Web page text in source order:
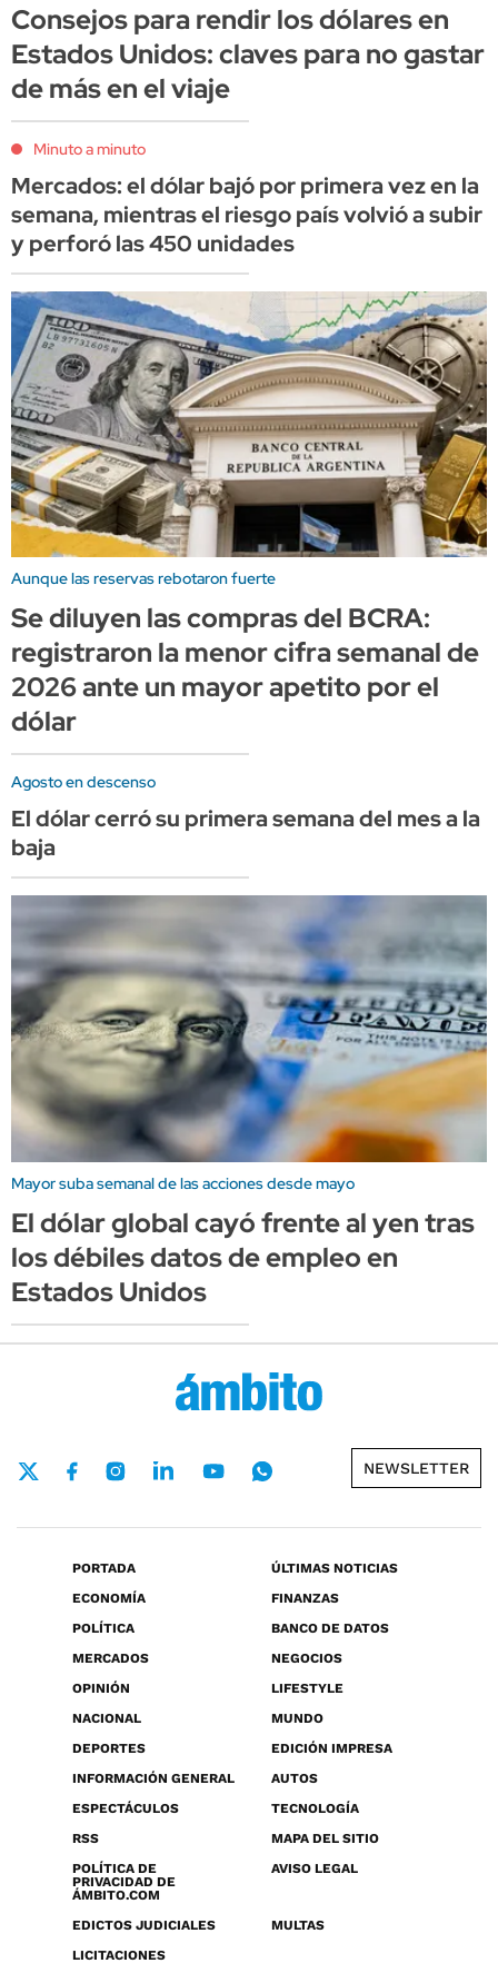
Consejos para rendir los dólares en
Estados Unidos: claves para no gastar
de más en el viaje
Minuto a minuto
Mercados: el dólar bajó por primera vez en la
semana, mientras el riesgo país volvió a subir
y perforó las 450 unidades
Aunque las reservas rebotaron fuerte
Se diluyen las compras del BCRA:
registraron la menor cifra semanal de
2026 ante un mayor apetito por el
dólar
Agosto en descenso
El dólar cerró su primera semana del mes a la
baja
Mayor suba semanal de las acciones desde mayo
El dólar global cayó frente al yen tras
los débiles datos de empleo en
Estados Unidos
NEWSLETTER
PORTADA
ÚLTIMAS NOTICIAS
ECONOMÍA
FINANZAS
POLÍTICA
BANCO DE DATOS
MERCADOS
NEGOCIOS
OPINIÓN
LIFESTYLE
NACIONAL
MUNDO
DEPORTES
EDICIÓN IMPRESA
INFORMACIÓN GENERAL
AUTOS
ESPECTÁCULOS
TECNOLOGÍA
RSS
MAPA DEL SITIO
POLÍTICA DE
PRIVACIDAD DE
ÁMBITO.COM
AVISO LEGAL
EDICTOS JUDICIALES
MULTAS
LICITACIONES